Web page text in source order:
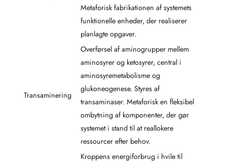
Metaforisk fabrikationen af systemets
funktionelle enheder, der realiserer
planlagte opgaver.
Transaminering
Overførsel af aminogrupper mellem
aminosyrer og ketosyrer, central i
aminosyremetabolisme og
glukoneogenese. Styres af
transaminaser. Metaforisk en fleksibel
ombytning af komponenter, der gør
systemet i stand til at reallokere
ressourcer efter behov.
Kroppens energiforbrug i hvile til